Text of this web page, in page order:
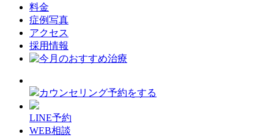
料金
症例写真
アクセス
採用情報
カウンセリング予約をする
LINE予約
WEB相談